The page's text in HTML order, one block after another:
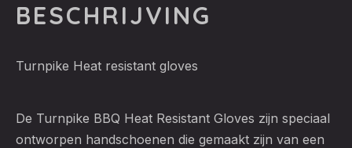
BESCHRIJVING
Turnpike Heat resistant gloves
De Turnpike BBQ Heat Resistant Gloves zijn speciaal
ontworpen handschoenen die gemaakt zijn van een